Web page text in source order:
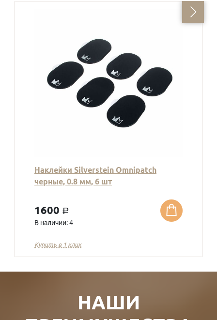
Наклейки Silverstein Omnipatch
черные, 0.8 мм, 6 шт
1600 a
В наличии: 4
Купить в 1 клик
НАШИ